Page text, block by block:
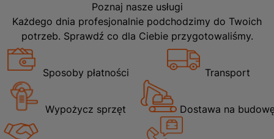
obróbki metalu, co czyni ją nieocenioną w warsztatach
stolarskich i metalowych. Dzięki swojej mocy i precyzji
szlifierka ta jest doskonałym wyborem zarówno dla
profesjonalistów, jak i majsterkowiczów, którzy cenią
sobie jakość i wydajność.
Poznaj nasze usługi
Każdego dnia profesjonalnie podchodzimy do Twoich
potrzeb. Sprawdź co dla Ciebie przygotowaliśmy.
Sposoby płatności Transport
Wypożycz sprzęt Dostawa na